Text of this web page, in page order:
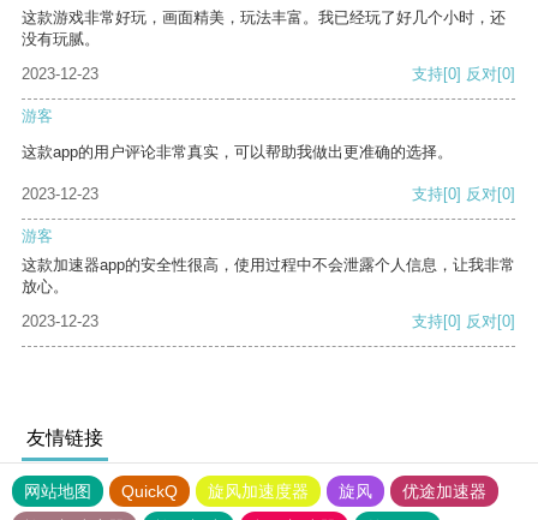
这款游戏非常好玩，画面精美，玩法丰富。我已经玩了好几个小时，还
没有玩腻。
2023-12-23
支持[0] 反对[0]
游客
这款app的用户评论非常真实，可以帮助我做出更准确的选择。
2023-12-23 支持[0] 反对[0]
游客
这款加速器app的安全性很高，使用过程中不会泄露个人信息，让我非常
放心。
2023-12-23
支持[0] 反对[0]
友情链接
网站地图 QuickQ 旋风加速度器 旋风
优途加速器